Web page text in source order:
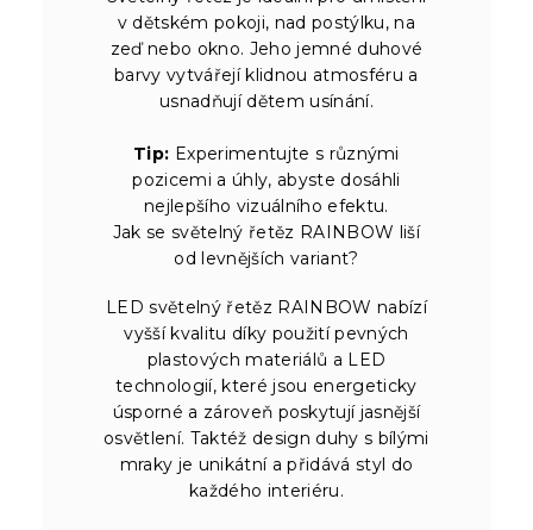
v dětském pokoji, nad postýlku, na
zeď nebo okno. Jeho jemné duhové
barvy vytvářejí klidnou atmosféru a
usnadňují dětem usínání.
Tip: Experimentujte s různými
pozicemi a úhly, abyste dosáhli
nejlepšího vizuálního efektu.
Jak se světelný řetěz RAINBOW liší
od levnějších variant?
LED světelný řetěz RAINBOW nabízí
vyšší kvalitu díky použití pevných
plastových materiálů a LED
technologií, které jsou energeticky
úsporné a zároveň poskytují jasnější
osvětlení. Taktéž design duhy s bílými
mraky je unikátní a přidává styl do
každého interiéru.